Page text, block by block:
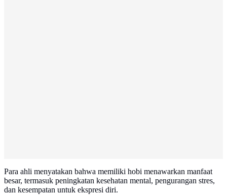
Para ahli menyatakan bahwa memiliki hobi menawarkan manfaat
besar, termasuk peningkatan kesehatan mental, pengurangan stres,
dan kesempatan untuk ekspresi diri.